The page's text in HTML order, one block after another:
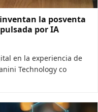
la posventa
por IA
en la experiencia de
Technology co